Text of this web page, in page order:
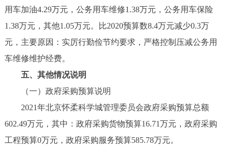
用车加油4.29万元，公务用车维修1.38万元，公务用车保险
1.38万元，其他1.05万元。比2020预算数8.4万元减少0.3万
元，主要原因：实厉行勤俭节约要求，严格控制压减公务用
车维修维护经费。
五、其他情况说明
（一）政府采购预算说明
2021年北京怀柔科学城管理委员会政府采购预算总额
602.49万元，其中：政府采购货物预算16.71万元，政府采购
工程预算0万元，政府采购服务预算585.78万元。